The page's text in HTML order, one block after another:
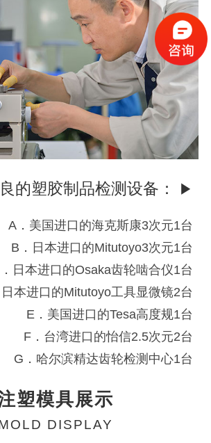
的塑胶制品检测设备： ▶
A．美国进口的海克斯康3次元1台
B．日本进口的Mitutoyo3次元1台
日本进口的Osaka齿轮啮合仪1台
本进口的Mitutoyo工具显微镜2台
E．美国进口的Tesa高度规1台
F．台湾进口的怡信2.5次元2台
G．哈尔滨精达齿轮检测中心1台
塑模具展示
DISPLAY